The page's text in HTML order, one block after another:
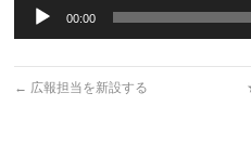
レ
00:00
← 広報担当を新設する